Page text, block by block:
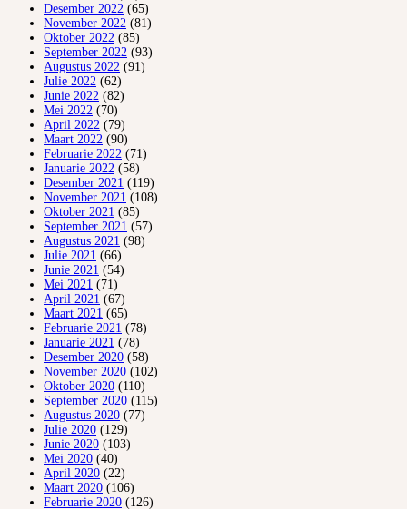
Desember 2022 (65)
November 2022 (81)
Oktober 2022 (85)
September 2022 (93)
Augustus 2022 (91)
Julie 2022 (62)
Junie 2022 (82)
Mei 2022 (70)
April 2022 (79)
Maart 2022 (90)
Februarie 2022 (71)
Januarie 2022 (58)
Desember 2021 (119)
November 2021 (108)
Oktober 2021 (85)
September 2021 (57)
Augustus 2021 (98)
Julie 2021 (66)
Junie 2021 (54)
Mei 2021 (71)
April 2021 (67)
Maart 2021 (65)
Februarie 2021 (78)
Januarie 2021 (78)
Desember 2020 (58)
November 2020 (102)
Oktober 2020 (110)
September 2020 (115)
Augustus 2020 (77)
Julie 2020 (129)
Junie 2020 (103)
Mei 2020 (40)
April 2020 (22)
Maart 2020 (106)
Februarie 2020 (126)